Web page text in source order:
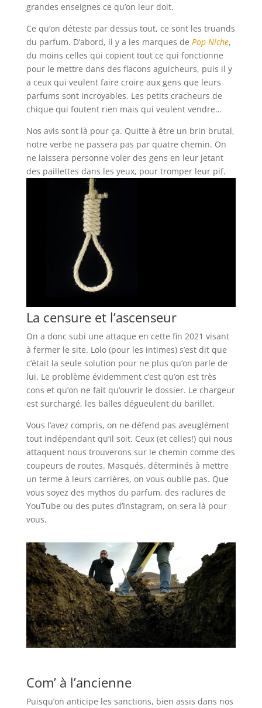
grandes enseignes ce qu’on leur doit.
Ce qu’on déteste par dessus tout, ce sont les truands
du parfum. D’abord, il y a les marques de Pop Niche,
du moins celles qui copient tout ce qui fonctionne
pour le mettre dans des flacons aguicheurs, puis il y
a ceux qui veulent faire croire aux gens que leurs
parfums sont incroyables. Les petits cracheurs de
chique qui foutent rien mais qui veulent vendre…
Nos avis sont là pour ça. Quitte à être un brin brutal,
notre verbe ne passera pas par quatre chemin. On
ne laissera personne voler des gens en leur jetant
des paillettes dans les yeux, pour tromper leur pif.
La censure et l’ascenseur
On a donc subi une attaque en cette fin 2021 visant
à fermer le site. Lolo (pour les intimes) s’est dit que
c’était la seule solution pour ne plus qu’on parle de
lui. Le problème évidemment c’est qu’on est très
cons et qu’on ne fait qu’ouvrir le dossier. Le chargeur
est surchargé, les balles dégueulent du barillet.
Vous l’avez compris, on ne défend pas aveuglément
tout indépendant qu’il soit. Ceux (et celles!) qui nous
attaquent nous trouverons sur le chemin comme des
coupeurs de routes. Masqués, déterminés à mettre
un terme à leurs carrières, on vous oublie pas. Que
vous soyez des mythos du parfum, des raclures de
YouTube ou des putes d’Instagram, on sera là pour
vous.
Com’ à l’ancienne
Puisqu’on anticipe les sanctions, bien assis dans nos